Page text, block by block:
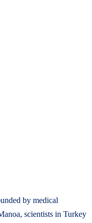
by medical
scientists in Turkey